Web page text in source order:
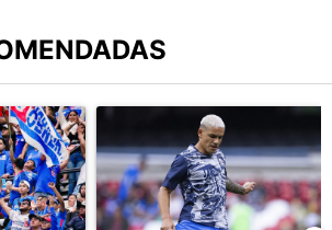
con el título "Ni la victoria los calma: El
Un artículo de tendencia con